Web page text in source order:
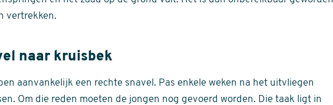
vertrekken.
naar kruisbek
aanvankelijk een rechte snavel. Pas enkele weken na het uitvliegen
Om die reden moeten de jongen nog gevoerd worden. Die taak ligt in